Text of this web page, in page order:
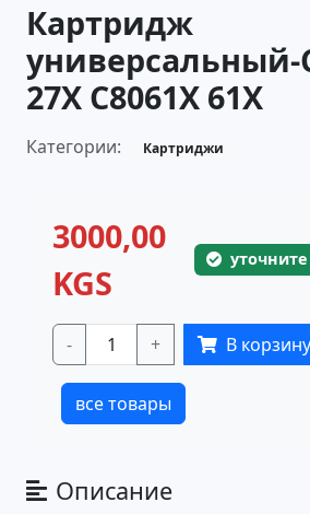
Картридж
универсальный-
27X C8061X 61X
Категории: Картриджи
3000,00
KGS
- + В корзину
все товары
Описание